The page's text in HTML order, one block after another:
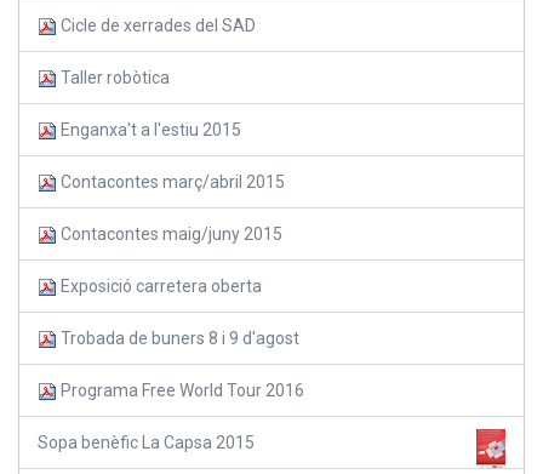
Cicle de xerrades del SAD
Taller robòtica
Enganxa't a l'estiu 2015
Contacontes març/abril 2015
Contacontes maig/juny 2015
Exposició carretera oberta
Trobada de buners 8 i 9 d'agost
Programa Free World Tour 2016
Sopa benèfic La Capsa 2015